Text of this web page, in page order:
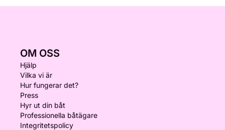
OM OSS
Hjälp
Vilka vi är
Hur fungerar det?
Press
Hyr ut din båt
Professionella båtägare
Integritetspolicy